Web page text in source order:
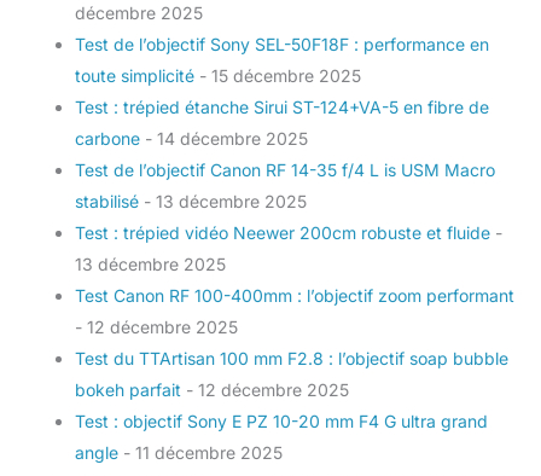
décembre 2025
Test de l’objectif Sony SEL-50F18F : performance en
toute simplicité - 15 décembre 2025
Test : trépied étanche Sirui ST-124+VA-5 en fibre de
carbone - 14 décembre 2025
Test de l’objectif Canon RF 14-35 f/4 L is USM Macro
stabilisé - 13 décembre 2025
Test : trépied vidéo Neewer 200cm robuste et fluide -
13 décembre 2025
Test Canon RF 100-400mm : l’objectif zoom performant
- 12 décembre 2025
Test du TTArtisan 100 mm F2.8 : l’objectif soap bubble
bokeh parfait - 12 décembre 2025
Test : objectif Sony E PZ 10-20 mm F4 G ultra grand
angle - 11 décembre 2025